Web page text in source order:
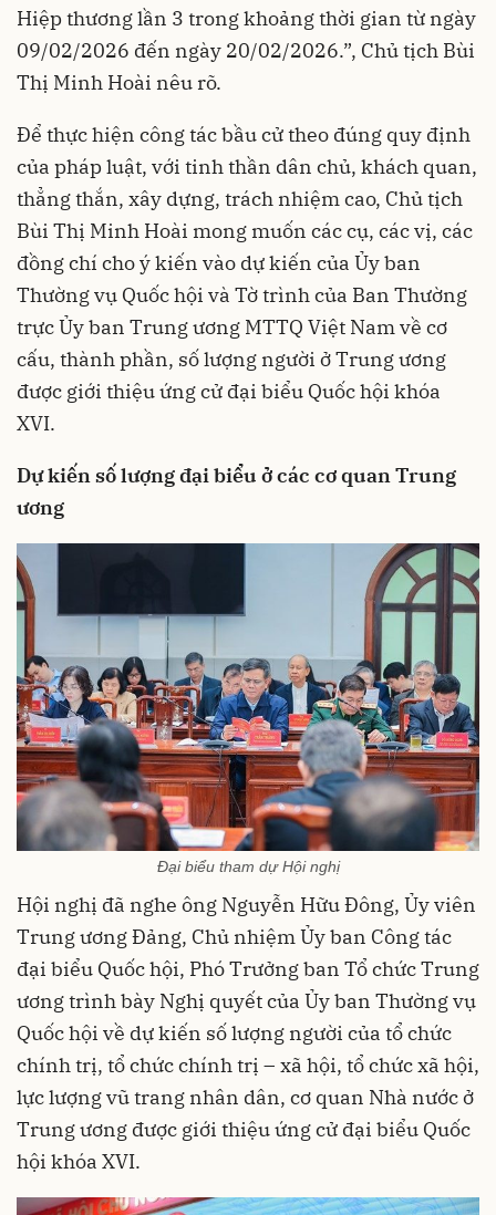
Hiệp thương lần 3 trong khoảng thời gian từ ngày
09/02/2026 đến ngày 20/02/2026.”, Chủ tịch Bùi
Thị Minh Hoài nêu rõ.
Để thực hiện công tác bầu cử theo đúng quy định
của pháp luật, với tinh thần dân chủ, khách quan,
thẳng thắn, xây dựng, trách nhiệm cao, Chủ tịch
Bùi Thị Minh Hoài mong muốn các cụ, các vị, các
đồng chí cho ý kiến vào dự kiến của Ủy ban
Thường vụ Quốc hội và Tờ trình của Ban Thường
trực Ủy ban Trung ương MTTQ Việt Nam về cơ
cấu, thành phần, số lượng người ở Trung ương
được giới thiệu ứng cử đại biểu Quốc hội khóa
XVI.
Dự kiến số lượng đại biểu ở các cơ quan Trung
ương
Đại biểu tham dự Hội nghị
Hội nghị đã nghe ông Nguyễn Hữu Đông, Ủy viên
Trung ương Đảng, Chủ nhiệm Ủy ban Công tác
đại biểu Quốc hội, Phó Trưởng ban Tổ chức Trung
ương trình bày Nghị quyết của Ủy ban Thường vụ
Quốc hội về dự kiến số lượng người của tổ chức
chính trị, tổ chức chính trị – xã hội, tổ chức xã hội,
lực lượng vũ trang nhân dân, cơ quan Nhà nước ở
Trung ương được giới thiệu ứng cử đại biểu Quốc
hội khóa XVI.